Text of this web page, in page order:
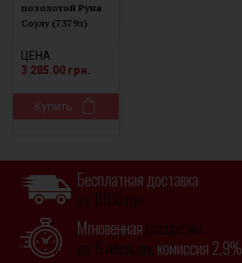
позолотой Руна
Соулу (7379з)
ЦЕНА:
3 285.00 грн.
Купить
Бесплатная доставка
от 1000 грн.
Мгновенная рассрочка
до 6 месяцев, комиссия 2,9%